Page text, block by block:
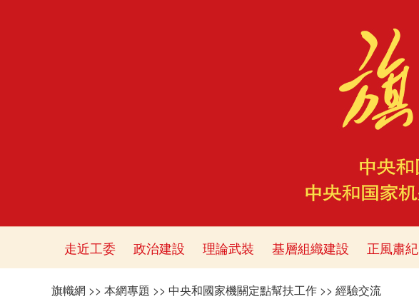
走近工委 政治建設 理論武裝 基層組織建設 正風肅紀
旗幟網 >> 本網專題 >> 中央和國家機關定點幫扶工作 >> 經驗交流